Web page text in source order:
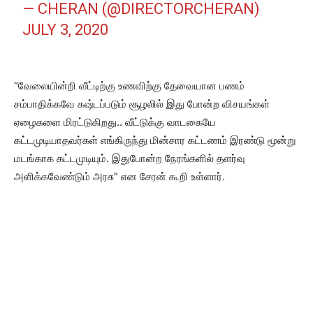
— CHERAN (@DIRECTORCHERAN)
JULY 3, 2020
“வேலையின்றி வீட்டிற்கு உணவிற்கு தேவையான பணம்
சம்பாதிக்கவே கஷ்டப்படும் சூழலில் இது போன்ற விசயங்கள்
ஏழைகளை மிரட்டுகிறது.. வீட்டுக்கு வாடகையே
கட்டமுடியாதவர்கள் எங்கிருந்து மின்சார கட்டணம் இரண்டு மூன்று
மடங்காக கட்டமுடியும். இதுபோன்ற நேரங்களில் தளர்வு
அளிக்கவேண்டும் அரசு” என சேரன் கூறி உள்ளார்.